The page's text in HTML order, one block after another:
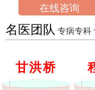
在线咨询
名医团队 专病专科
程肃敏
主任